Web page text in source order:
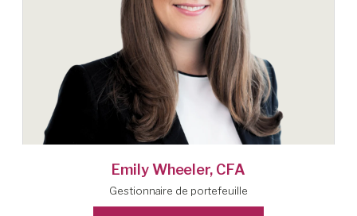
Emily Wheeler, CFA
Gestionnaire de portefeuille